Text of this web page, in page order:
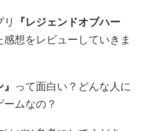
『レジェンドオブハー
想をレビューしていきま
って面白い？どんな人に
ムなの？